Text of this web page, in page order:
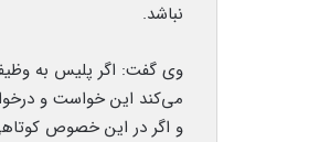
نباشد.
وی گفت: اگر پلیس به
می‌کند این خواست و
و اگر در این خصوص